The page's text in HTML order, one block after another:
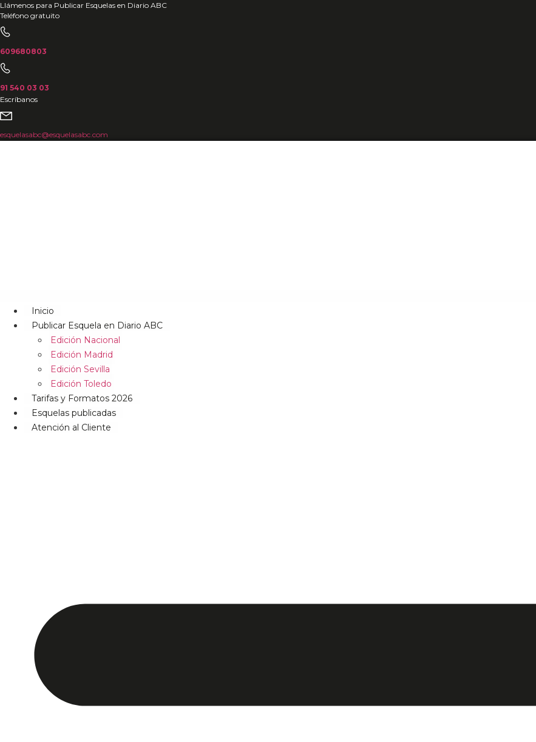
Ir
al
contenido
Llámenos para Publicar Esquelas en Diario ABC
Teléfono gratuito
609680803
91 540 03 03
Escríbanos
esquelasabc@esquelasabc.com
Inicio
Publicar Esquela en Diario ABC
Edición Nacional
Edición Madrid
Edición Sevilla
Edición Toledo
Tarifas y Formatos 2026
Esquelas publicadas
Atención al Cliente